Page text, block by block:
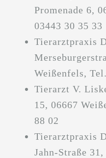
Promenade 6,
03443 30 35 33
Tierarztpraxis
Weißenfels,
Tierarzt V.
15, 06667
88 02
Tierarztpraxis
Jahn-Straße